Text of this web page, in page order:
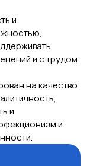
и
и с трудом
на качество
и
и